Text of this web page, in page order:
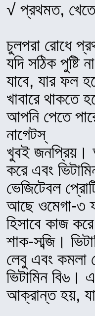
√ প্রথমত, খেতে
চুলপরা রোধে
যদি সঠিক পুষ্টি
যাবে, যার ফল
খাবারে থাকতে
আপনি পেতে
নাগেটস্
খুবই জনপ্রিয়।
করে এবং
ভেজিটেবল
আছে ওমেগা-৩
হিসাবে কাজ
শাক-সব্জি।
লেবু এবং কমলা
ভিটামিন বি৬।
আক্রান্ত হয়,